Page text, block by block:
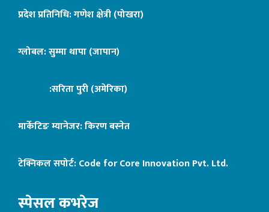
प्रदेश प्रतिनिधि: गणेश क्षेत्री (पोखरा)
ग्लोबल: सुम्मा थापा (जापान)
:सरिता पुरी (अमेरिका)
मार्केटिङ म्यानेजर: किरण बस्नेत
टेक्निकल सपोर्ट:Code for Core Innovation Pvt. Ltd.
स्पेसल कभरेज